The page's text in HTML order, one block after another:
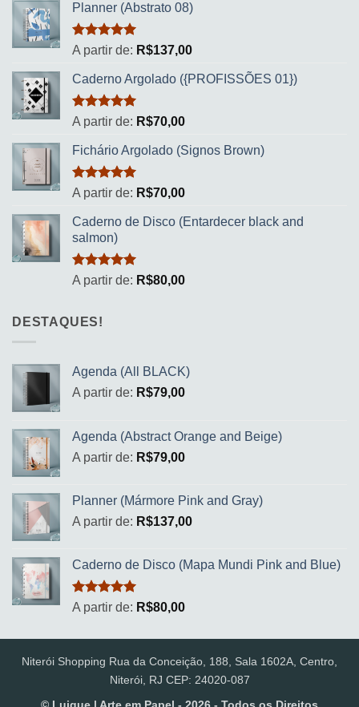
Planner (Abstrato 08)
Avaliação
5.00
A partir de: R$137,00
Caderno Argolado ({PROFISSÕES 01})
Avaliação
5.00
A partir de: R$70,00
Fichário Argolado (Signos Brown)
Avaliação
5.00
A partir de: R$70,00
Caderno de Disco (Entardecer black and
salmon)
Avaliação
5.00
A partir de: R$80,00
DESTAQUES!
Agenda (All BLACK)
A partir de: R$79,00
Agenda (Abstract Orange and Beige)
A partir de: R$79,00
Planner (Mármore Pink and Gray)
A partir de: R$137,00
Caderno de Disco (Mapa Mundi Pink and Blue)
Avaliação
5.00
A partir de: R$80,00
Niterói Shopping Rua da Conceição, 188, Sala 1602A, Centro,
Niterói, RJ CEP: 24020-087
© Luique | Arte em Papel - 2026 - Todos os Direitos